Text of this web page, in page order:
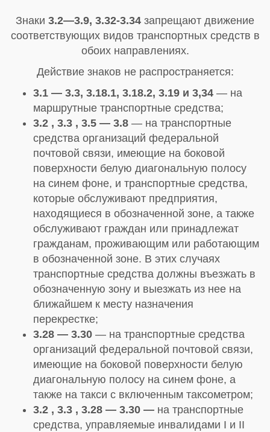
Знаки 3.2—3.9, 3.32-3.34 запрещают движение
соответствующих видов транспортных средств в
обоих направлениях.
Действие знаков не распространяется:
3.1 — 3.3, 3.18.1, 3.18.2, 3.19 и 3,34 — на
маршрутные транспортные средства;
3.2 , 3.3 , 3.5 — 3.8 — на транспортные
средства организаций федеральной
почтовой связи, имеющие на боковой
поверхности белую диагональную полосу
на синем фоне, и транспортные средства,
которые обслуживают предприятия,
находящиеся в обозначенной зоне, а также
обслуживают граждан или принадлежат
гражданам, проживающим или работающим
в обозначенной зоне. В этих случаях
транспортные средства должны въезжать в
обозначенную зону и выезжать из нее на
ближайшем к месту назначения
перекрестке;
3.28 — 3.30 — на транспортные средства
организаций федеральной почтовой связи,
имеющие на боковой поверхности белую
диагональную полосу на синем фоне, а
также на такси с включенным таксометром;
3.2 , 3.3 , 3.28 — 3.30 — на транспортные
средства, управляемые инвалидами I и II